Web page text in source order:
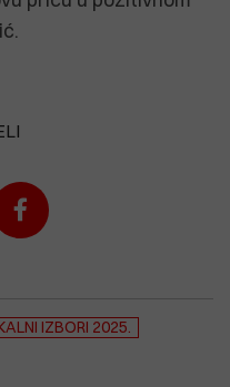
IZBORI 2025.